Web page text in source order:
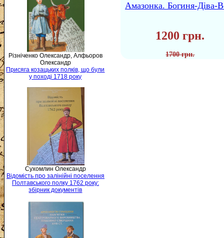
Різніченко Олександр, Алфьоров
Олександр
Присяга козацьких полків, що були
у поході 1718 року
Сухомлин Олександр
Відомість про залінійні поселення
Полтавського полку 1762 року:
збірник документів
Амазонка. Богиня-Діва-
1200 грн.
1700 грн.